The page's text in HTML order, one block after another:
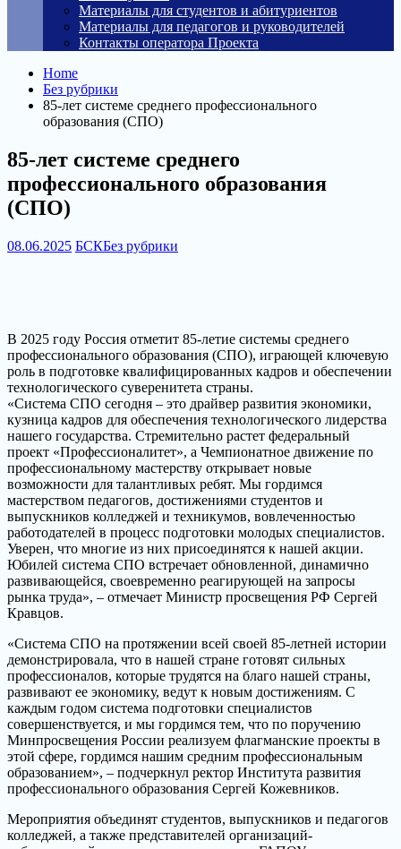
Материалы для студентов и абитуриентов
Материалы для педагогов и руководителей
Контакты оператора Проекта
Home
Без рубрики
85-лет системе среднего профессионального
образования (СПО)
85-лет системе среднего
профессионального образования
(СПО)
08.06.2025 БСКБез рубрики
В 2025 году Россия отметит 85-летие системы среднего
профессионального образования (СПО), играющей ключевую
роль в подготовке квалифицированных кадров и обеспечении
технологического суверенитета страны.
«Система СПО сегодня – это драйвер развития экономики,
кузница кадров для обеспечения технологического лидерства
нашего государства. Стремительно растет федеральный
проект «Профессионалитет», а Чемпионатное движение по
профессиональному мастерству открывает новые
возможности для талантливых ребят. Мы гордимся
мастерством педагогов, достижениями студентов и
выпускников колледжей и техникумов, вовлеченностью
работодателей в процесс подготовки молодых специалистов.
Уверен, что многие из них присоединятся к нашей акции.
Юбилей система СПО встречает обновленной, динамично
развивающейся, своевременно реагирующей на запросы
рынка труда», – отмечает Министр просвещения РФ Сергей
Кравцов.
«Система СПО на протяжении всей своей 85-летней истории
демонстрировала, что в нашей стране готовят сильных
профессионалов, которые трудятся на благо нашей страны,
развивают ее экономику, ведут к новым достижениям. С
каждым годом система подготовки специалистов
совершенствуется, и мы гордимся тем, что по поручению
Минпросвещения России реализуем флагманские проекты в
этой сфере, гордимся нашим средним профессиональным
образованием», – подчеркнул ректор Института развития
профессионального образования Сергей Кожевников.
Мероприятия объединят студентов, выпускников и педагогов
колледжей, а также представителей организаций-